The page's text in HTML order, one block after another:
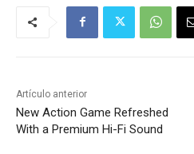
Artículo anterior
New Action Game Refreshed
With a Premium Hi-Fi Sound